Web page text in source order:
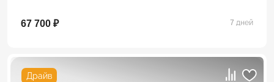
67 700 ₽ 7 дней
Драйв